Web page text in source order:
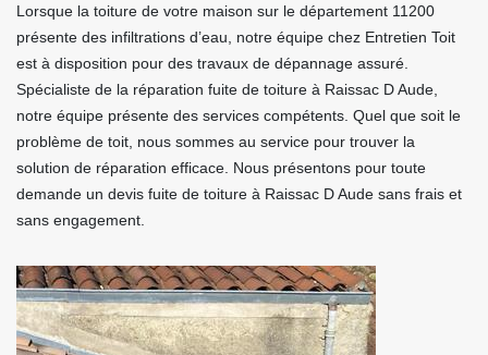
Lorsque la toiture de votre maison sur le département 11200
présente des infiltrations d’eau, notre équipe chez Entretien Toit
est à disposition pour des travaux de dépannage assuré.
Spécialiste de la réparation fuite de toiture à Raissac D Aude,
notre équipe présente des services compétents. Quel que soit le
problème de toit, nous sommes au service pour trouver la
solution de réparation efficace. Nous présentons pour toute
demande un devis fuite de toiture à Raissac D Aude sans frais et
sans engagement.